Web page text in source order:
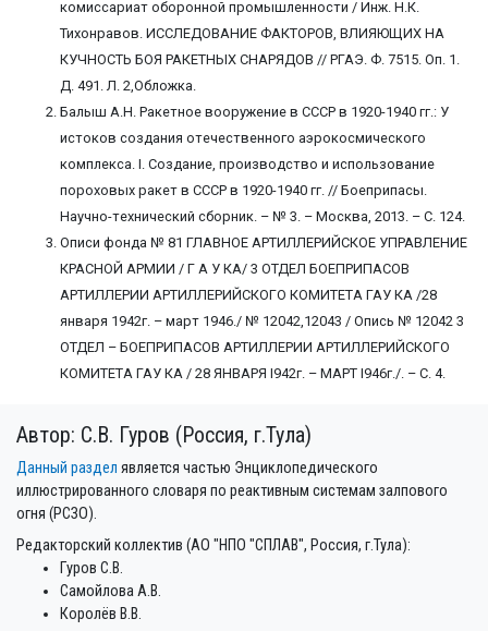
комиссариат оборонной промышленности / Инж. Н.К.
Тихонравов. ИССЛЕДОВАНИЕ ФАКТОРОВ, ВЛИЯЮЩИХ НА
КУЧНОСТЬ БОЯ РАКЕТНЫХ СНАРЯДОВ // РГАЭ. Ф. 7515. Оп. 1.
Д. 491. Л. 2,Обложка.
Балыш А.Н. Ракетное вооружение в СССР в 1920-1940 гг.: У
истоков создания отечественного аэрокосмического
комплекса. I. Создание, производство и использование
пороховых ракет в СССР в 1920-1940 гг. // Боеприпасы.
Научно-технический сборник. – № 3. – Москва, 2013. – С. 124.
Описи фонда № 81 ГЛАВНОЕ АРТИЛЛЕРИЙСКОЕ УПРАВЛЕНИЕ
КРАСНОЙ АРМИИ / Г А У КА/ 3 ОТДЕЛ БОЕПРИПАСОВ
АРТИЛЛЕРИИ АРТИЛЛЕРИЙСКОГО КОМИТЕТА ГАУ КА /28
января 1942г. – март 1946./ № 12042,12043 / Опись № 12042 3
ОТДЕЛ – БОЕПРИПАСОВ АРТИЛЛЕРИИ АРТИЛЛЕРИЙСКОГО
КОМИТЕТА ГАУ КА / 28 ЯНВАРЯ I942г. – МАРТ I946г./. – С. 4.
Автор: С.В. Гуров (Россия, г.Тула)
Данный раздел является частью Энциклопедического
иллюстрированного словаря по реактивным системам залпового
огня (РСЗО).
Редакторский коллектив (АО "НПО "СПЛАВ", Россия, г.Тула):
Гуров С.В.
Самойлова А.В.
Королёв В.В.